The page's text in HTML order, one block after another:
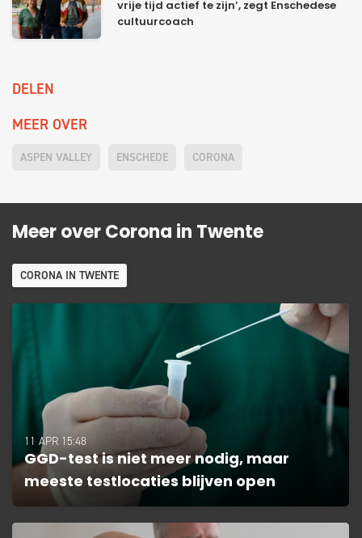
vrije tijd actief te zijn’, zegt Enschedese
cultuurcoach
DELEN
MEER OVER
ASPEN VALLEY ENSCHEDE CORONA
Meer over Corona in Twente
CORONA IN TWENTE
11 APR 15:48
GGD-test is niet meer nodig, maar
meeste testlocaties blijven open